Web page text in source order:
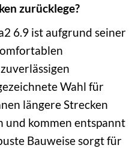
zurücklege?
6.9 ist aufgrund seiner
Wahl für
längere Strecken
und kommen entspannt
Bauweise sorgt für